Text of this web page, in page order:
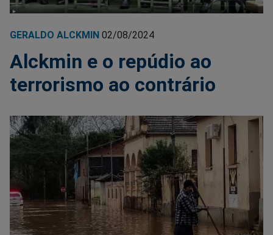
GERALDO ALCKMIN 02/08/2024
Alckmin e o repúdio ao
terrorismo ao contrário